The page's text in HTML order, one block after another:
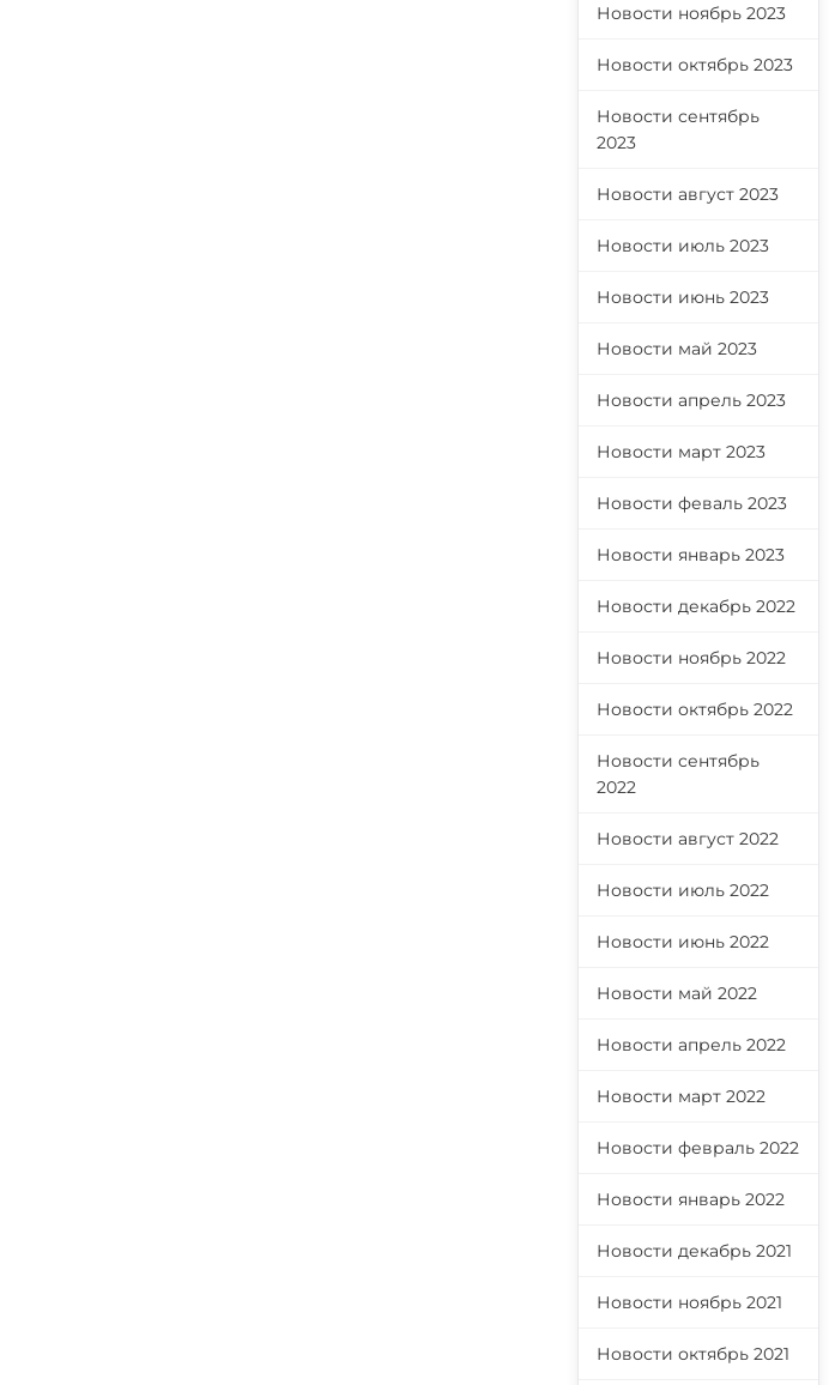
Новости ноябрь 2023
Новости октябрь 2023
Новости сентябрь
2023
Новости август 2023
Новости июль 2023
Новости июнь 2023
Новости май 2023
Новости апрель 2023
Новости март 2023
Новости феваль 2023
Новости январь 2023
Новости декабрь 2022
Новости ноябрь 2022
Новости октябрь 2022
Новости сентябрь
2022
Новости август 2022
Новости июль 2022
Новости июнь 2022
Новости май 2022
Новости апрель 2022
Новости март 2022
Новости февраль 2022
Новости январь 2022
Новости декабрь 2021
Новости ноябрь 2021
Новости октябрь 2021